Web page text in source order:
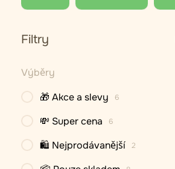
Filtry
Výběry
🎁 Akce a slevy
6
💸 Super cena 6
🛍 Nejprodávanější 2